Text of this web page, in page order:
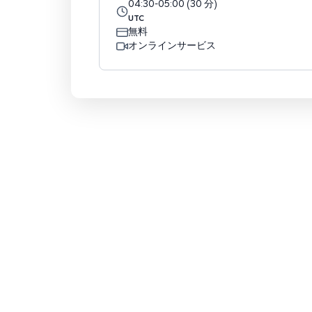
04:30-05:00 (30 分)
UTC
無料
オンラインサービス